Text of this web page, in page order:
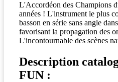
L'Accordéon des Champions
années ! L'instrument le plus
basson en série sans angle
favorisant la propagation des
L'incontournable des scènes
Description
FUN :